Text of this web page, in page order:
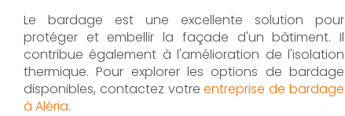
Le bardage est une excellente solution pour
protéger et embellir la façade d'un bâtiment. Il
contribue également à l'amélioration de l'isolation
thermique. Pour explorer les options de bardage
disponibles, contactez votreentreprise de bardage
à Aléria.